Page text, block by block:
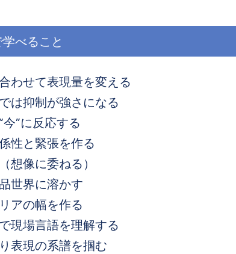
べること
わせて表現量を変える
は抑制が強さになる
”に反応する
性と緊張を作る
想像に委ねる）
世界に溶かす
アの幅を作る
現場言語を理解する
表現の系譜を掴む